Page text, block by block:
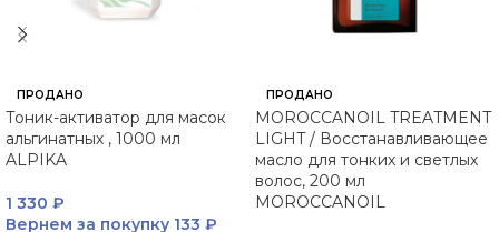
ПРОДАНО
Тоник-активатор для масок
альгинатных , 1000 мл
ALPIKA
1 330 ₽
Вернем за покупку 133 ₽
ПРОДАНО
MOROCCANOIL TREATMENT
LIGHT / Восстанавливающее
масло для тонких и светлых
волос, 200 мл
MOROCCANOIL